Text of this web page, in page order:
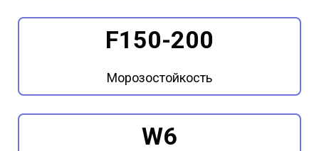
F150-200
Морозостойкость
W6